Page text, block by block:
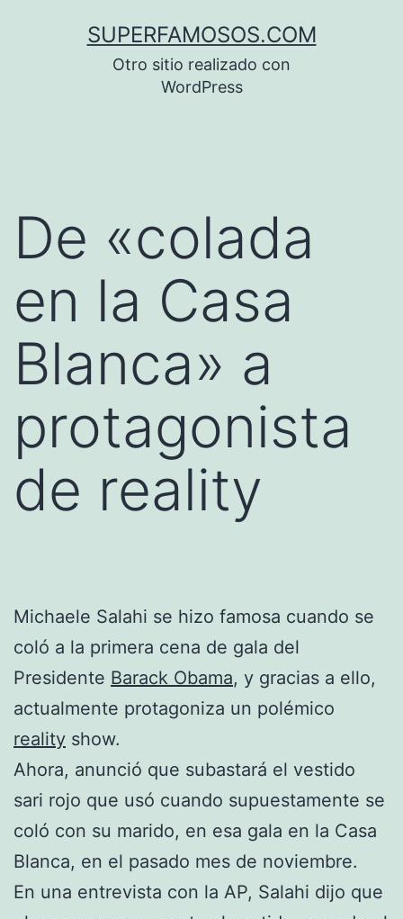
SUPERFAMOSOS.COM
Otro sitio realizado con
WordPress
De «colada
en la Casa
Blanca» a
protagonista
de reality
Michaele Salahi se hizo famosa cuando se
coló a la primera cena de gala del
Presidente Barack Obama, y gracias a ello,
actualmente protagoniza un polémico
reality show.
Ahora, anunció que subastará el vestido
sari rojo que usó cuando supuestamente se
coló con su marido, en esa gala en la Casa
Blanca, en el pasado mes de noviembre.
En una entrevista con la AP, Salahi dijo que